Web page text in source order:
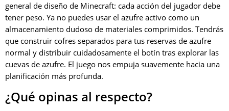
general de diseño de Minecraft: cada acción del jugador debe
tener peso. Ya no puedes usar el azufre activo como un
almacenamiento dudoso de materiales comprimidos. Tendrás
que construir cofres separados para tus reservas de azufre
normal y distribuir cuidadosamente el botín tras explorar las
cuevas de azufre. El juego nos empuja suavemente hacia una
planificación más profunda.
¿Qué opinas al respecto?